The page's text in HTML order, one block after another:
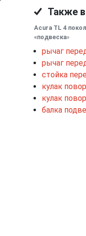
Также
Acura TL 4
«подвеска»
рычаг
рычаг
стойка
кулак
кулак
балка